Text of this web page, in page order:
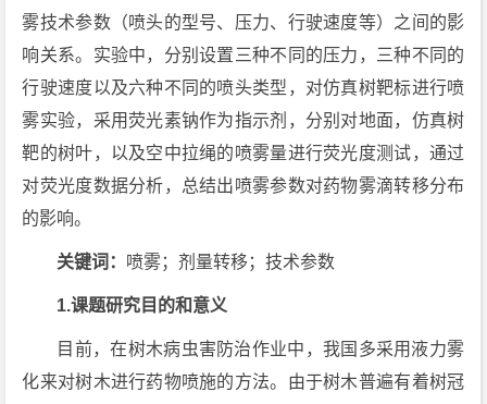
雾技术参数（喷头的型号、压力、行驶速度等）之间的影
响关系。实验中，分别设置三种不同的压力，三种不同的
行驶速度以及六种不同的喷头类型，对仿真树靶标进行喷
雾实验，采用荧光素钠作为指示剂，分别对地面，仿真树
靶的树叶，以及空中拉绳的喷雾量进行荧光度测试，通过
对荧光度数据分析，总结出喷雾参数对药物雾滴转移分布
的影响。
关键词： 喷雾；剂量转移；技术参数
1.课题研究目的和意义
目前，在树木病虫害防治作业中，我国多采用液力雾
化来对树木进行药物喷施的方法。由于树木普遍有着树冠